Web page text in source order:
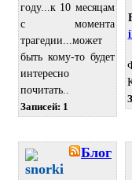
году...к 10 месяцам
с момента
трагедии...может
быть кому-то будет
интересно
почитать..
Записей: 1
Блог